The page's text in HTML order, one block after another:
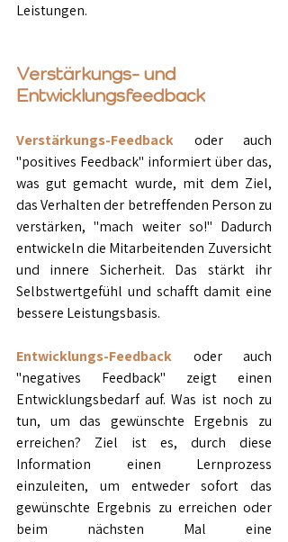
Leistungen.
Verstärkungs- und
Entwicklungsfeedback
Verstärkungs-Feedback oder auch
"positives Feedback" informiert über das,
was gut gemacht wurde, mit dem Ziel,
das Verhalten der betreffenden Person zu
verstärken, "mach weiter so!" Dadurch
entwickeln die Mitarbeitenden Zuversicht
und innere Sicherheit. Das stärkt ihr
Selbstwertgefühl und schafft damit eine
bessere Leistungsbasis.
Entwicklungs-Feedback oder auch
"negatives Feedback" zeigt einen
Entwicklungsbedarf auf. Was ist noch zu
tun, um das gewünschte Ergebnis zu
erreichen? Ziel ist es, durch diese
Information einen Lernprozess
einzuleiten, um entweder sofort das
gewünschte Ergebnis zu erreichen oder
beim nächsten Mal eine